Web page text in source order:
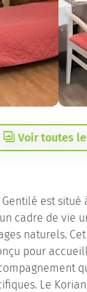
Voir toutes
est situé
cadre de vie
naturels.
pour
Le